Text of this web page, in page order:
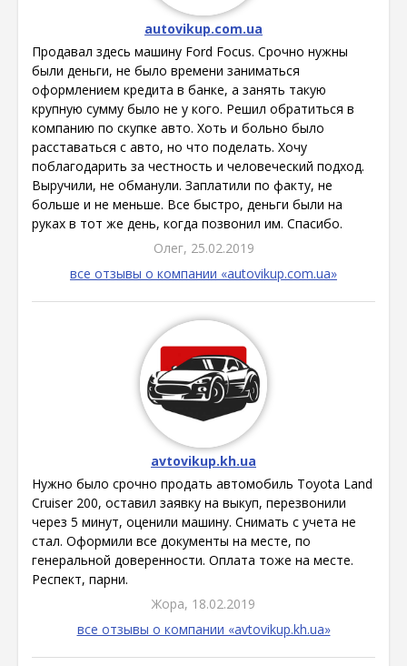
autovikup.com.ua
Продавал здесь машину Ford Focus. Срочно нужны
были деньги, не было времени заниматься
оформлением кредита в банке, а занять такую
крупную сумму было не у кого. Решил обратиться в
компанию по скупке авто. Хоть и больно было
расставаться с авто, но что поделать. Хочу
поблагодарить за честность и человеческий подход.
Выручили, не обманули. Заплатили по факту, не
больше и не меньше. Все быстро, деньги были на
руках в тот же день, когда позвонил им. Спасибо.
Олег, 25.02.2019
все отзывы о компании «autovikup.com.ua»
avtovikup.kh.ua
Нужно было срочно продать автомобиль Toyota Land
Cruiser 200, оставил заявку на выкуп, перезвонили
через 5 минут, оценили машину. Снимать с учета не
стал. Оформили все документы на месте, по
генеральной доверенности. Оплата тоже на месте.
Респект, парни.
Жора, 18.02.2019
все отзывы о компании «avtovikup.kh.ua»